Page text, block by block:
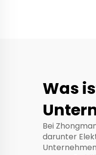
Was
Bei
darunter